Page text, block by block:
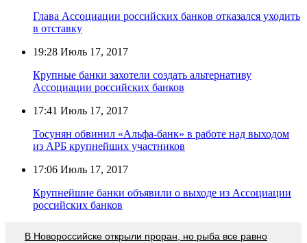
Глава Ассоциации российских банков отказался уходить
в отставку
19:28 Июль 17, 2017
Крупные банки захотели создать альтернативу
Ассоциации российских банков
17:41 Июль 17, 2017
Тосунян обвинил «Альфа-банк» в работе над выходом
из АРБ крупнейших участников
17:06 Июль 17, 2017
Крупнейшие банки объявили о выходе из Ассоциации
российских банков
В Новороссийске открыли проран, но рыба все равно